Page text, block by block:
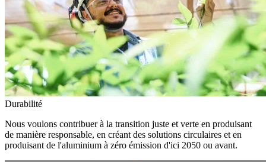
Durabilité
Nous voulons contribuer à la transition juste et verte en produisant
de manière responsable, en créant des solutions circulaires et en
produisant de l'aluminium à zéro émission d'ici 2050 ou avant.